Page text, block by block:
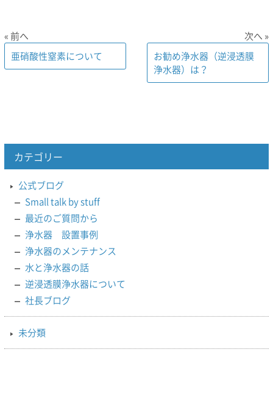
« 前へ
亜硝酸性窒素について
次へ »
お勧め浄水器（逆浸透膜
浄水器）は？
カテゴリー
公式ブログ
Small talk by stuff
最近のご質問から
浄水器 設置事例
浄水器のメンテナンス
水と浄水器の話
逆浸透膜浄水器について
社長ブログ
未分類